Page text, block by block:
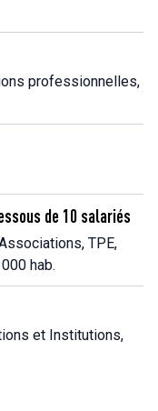
professionnelles,
de 10 salariés
TPE,
hab.
et Institutions,